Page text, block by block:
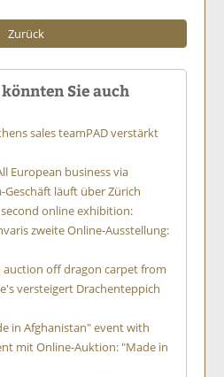
Zurück
Sie auch
sales teamPAD verstärkt
European business via
Geschäft läuft über Zürich
online exhibition:
zweite Online-Ausstellung:
auction off dragon carpet from
versteigert Drachenteppich
in Afghanistan" event with
mit Online-Auktion: "Made in